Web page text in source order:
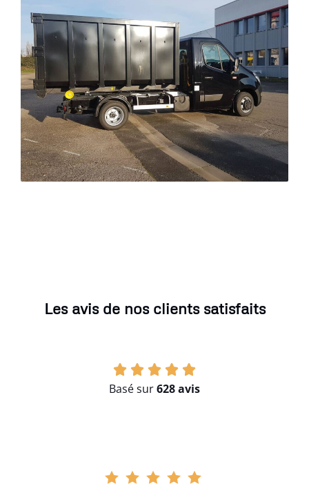
Les avis de nos clients satisfaits
Basé sur628 avis